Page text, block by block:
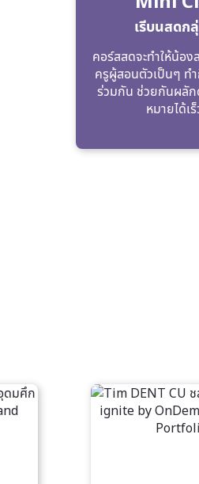
เรีบนสดก
คอร์สสดจะทําให้น้อ
ครูผู้สอนตัวเป็นๆ ทํ
ร่วมกัน ช่วยกันผลัก
หมายได้เ